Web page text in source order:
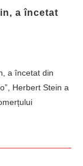
a încetat
a încetat din
Herbert Stein a